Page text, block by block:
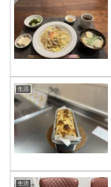
生活
生活